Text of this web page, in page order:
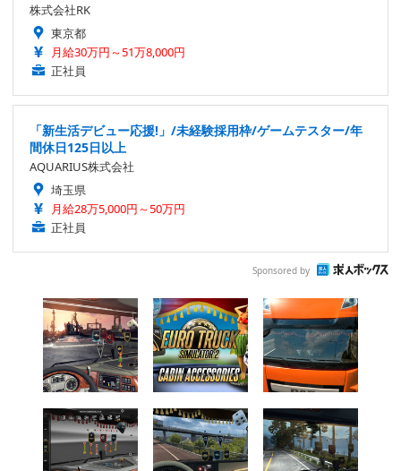
株式会社RK
東京都
月給30万円～51万8,000円
正社員
「新生活デビュー応援!」/未経験採用枠/ゲームテスター/年
間休日125日以上
AQUARIUS株式会社
埼玉県
月給28万5,000円～50万円
正社員
Sponsored by